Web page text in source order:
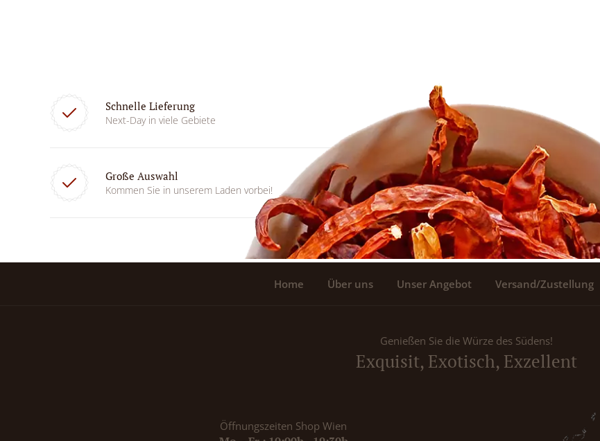
Schnelle Lieferung
Next-Day in viele Gebiete
Große Auswahl
Kommen Sie in unserem Laden vorbei!
Home Über uns Unser Angebot Versand/Zustellung
Genießen Sie die Würze des Südens!
Exquisit, Exotisch, Exzellent
Öffnungszeiten Shop Wien